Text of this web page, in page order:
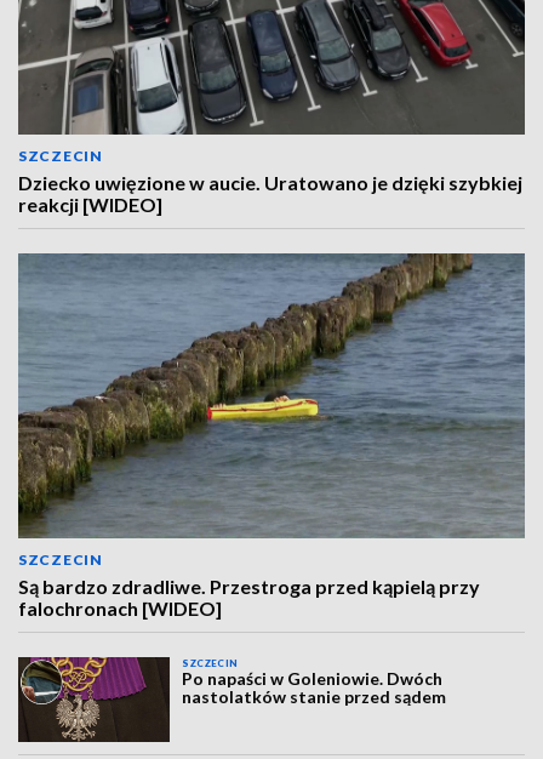
SZCZECIN
Dziecko uwięzione w aucie. Uratowano je dzięki szybkiej
reakcji [WIDEO]
SZCZECIN
Są bardzo zdradliwe. Przestroga przed kąpielą przy
falochronach [WIDEO]
SZCZECIN
Po napaści w Goleniowie. Dwóch
nastolatków stanie przed sądem